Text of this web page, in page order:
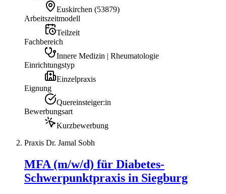
Euskirchen (53879)
Arbeitszeitmodell
Teilzeit
Fachbereich
Innere Medizin | Rheumatologie
Einrichtungstyp
Einzelpraxis
Eignung
Quereinsteiger:in
Bewerbungsart
Kurzbewerbung
Praxis Dr. Jamal Sobh
MFA (m/w/d) für Diabetes-
Schwerpunktpraxis in Siegburg